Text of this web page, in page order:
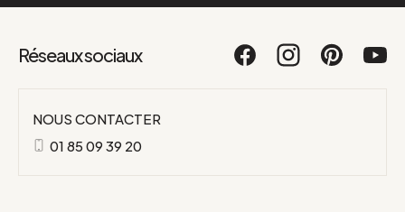
Réseaux sociaux
NOUS CONTACTER
01 85 09 39 20